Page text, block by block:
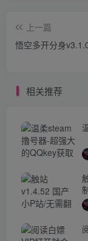
上一篇
悟空多开分身
相关推荐